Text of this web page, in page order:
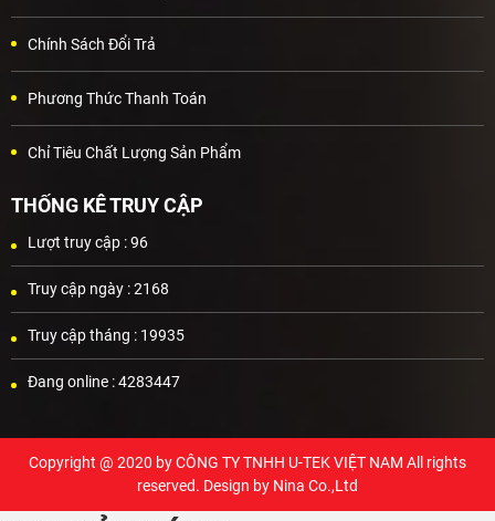
Chính Sách Đổi Trả
Phương Thức Thanh Toán
Chỉ Tiêu Chất Lượng Sản Phẩm
THỐNG KÊ TRUY CẬP
Lượt truy cập :96
Truy cập ngày :2168
Truy cập tháng : 19935
Đang online :4283447
Copyright @ 2020 byCÔNG TY TNHH U-TEK VIỆT NAM All rights
reserved. Design by Nina Co.,Ltd